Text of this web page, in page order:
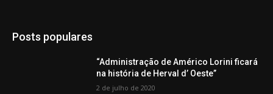
Posts populares
“Administração de Américo Lorini ficará
na história de Herval d’ Oeste”
2 de julho de 2020